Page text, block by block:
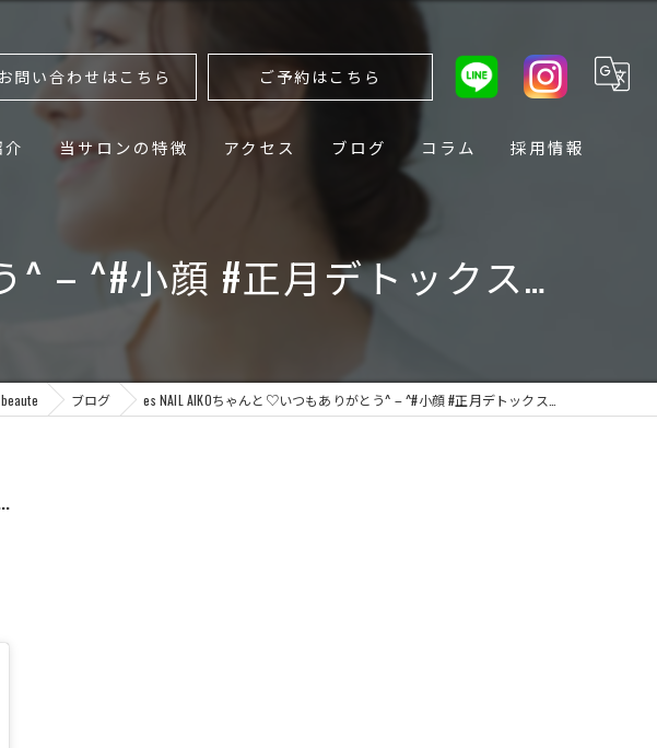
お問い合わせはこちら ご予約はこちら
当サロンの特徴
ボディ
小顔
アクセス ブログ コラム 採用情報
^ – ^#小顔 #正月デトックス…
ブログ es NAIL AIKOちゃんと♡いつもありがとう^ – ^#小顔 #正月デトックス…